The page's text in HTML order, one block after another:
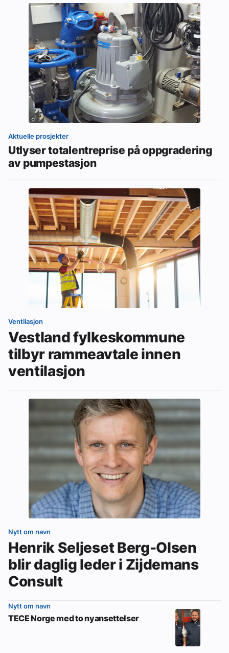
Aktuelle prosjekter
Utlyser totalentreprise på oppgradering
av pumpestasjon
Ventilasjon
Vestland fylkeskommune
tilbyr rammeavtale innen
ventilasjon
Nytt om navn
Henrik Seljeset Berg-Olsen
blir daglig leder i Zijdemans
Consult
Nytt om navn
TECE Norge med to nyansettelser